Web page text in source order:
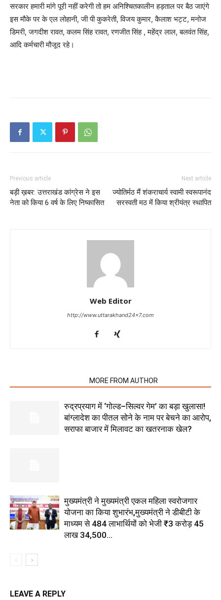
सरकार हमारी मांगे पूरी नहीं करेगी तो हम अनिश्चितकालीन हड़ताल पर बैठ जाएंगे
इस मौके पर के एल लोहानी, जी पी कुकरेती, विजय कुमार, कैलाश भट्ट, मनोज
डिमरी, जगदीश रावत, कलम सिंह रावत, रणजीत सिंह , महेंद्र लाल, बलवंत सिंह,
आदि कर्मचारी मौजूद रहे।
Previous article
बड़ी ख़बर: उत्तराखंड कांग्रेस ने इस
नेता को किया 6 वर्ष के लिए निष्कासित
Next article
ज्योतिर्मठ मैं शंकराचार्य स्वामी स्वरूपानंद
सरस्वती मठ में किया श्रीयंत्र स्थापित
Web Editor
http://www.uttarakhand24x7.com
MORE FROM AUTHOR
रुद्रप्रयाग में ‘गोल्ड–सिल्वर गेम’ का बड़ा खुलासा!
बांग्लादेश का पीतल सोने के नाम पर बेचने का आरोप,
सराफा बाजार में मिलावट का खतरनाक खेल?
मुख्यमंत्री ने मुख्यमंत्री एकल महिला स्वरोजगार
योजना का किया शुभारंभ,मुख्यमंत्री ने डीबीटी के
माध्यम से 484 लाभार्थियों को भेजी ₹3 करोड़ 45
लाख 34,500...
LEAVE A REPLY